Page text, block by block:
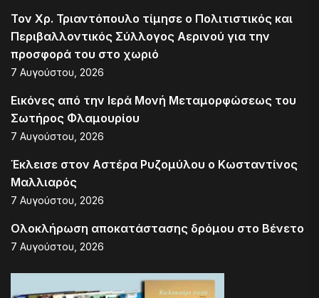
Τον Χρ. Τριαντόπουλο τίμησε ο Πολιτιστικός και
Περιβαλλοντικός Σύλλογος Αερινού για την
προσφορά του στο χωριό
7 Αυγούστου, 2026
Εικόνες από την Ιερά Μονή Μεταμορφώσεως του
Σωτήρος Φλαμουρίου
7 Αυγούστου, 2026
Έκλεισε στον Αστέρα Ρυζομύλου ο Κωσταντίνος
Μαλλιαρός
7 Αυγούστου, 2026
Ολοκλήρωση αποκατάστασης δρόμου στο Βένετο
7 Αυγούστου, 2026